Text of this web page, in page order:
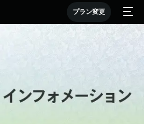
プラン変更